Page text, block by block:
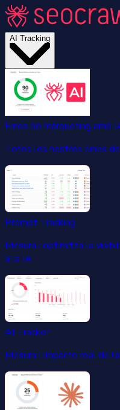
AI Tracking
Eines de màrqueting amb
Totes les nostres eines
Prompt Tracking
Mesura i optimitza la
a la IA.
AI Tracker
Mesura l'impacte real de